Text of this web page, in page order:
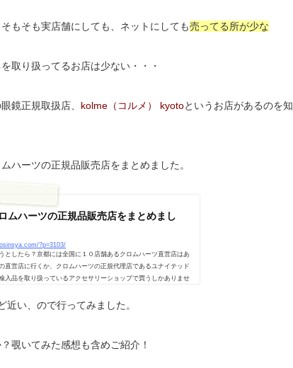
もそも実店舗にしても、ネットにしても売ってる所が少な
取り扱ってるお店は少ない・・・
鏡正規取扱店、 kolme（コルメ） kyotoというお店があるのを知
ハーツの正規品販売店をまとめました。
ムハーツの正規品販売店をまとめまし
?p=3103/
としたら？京都には全国に１０店舗あるクロムハーツ直営店はあ
直営店に行くか、クロムハーツの正規代理店であるユナイテッド
入品を取り扱っているアクセサリーショップで買うしかありませ
label relaxing は除く）クロムハーツが置いてるところと、置
い、ので行ってみました。
覗いてみた感想も含めご紹介！